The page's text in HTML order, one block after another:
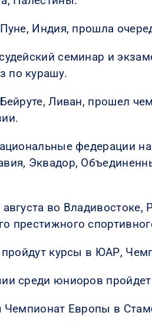
Индия, прошла
семинар и
по курашу.
Ливан, прошел
федерации
Эквадор,
во
престижного
пройдут курсы в ЮАР,
среди юниоров
Чемпионат Европы в